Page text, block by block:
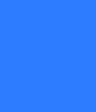
合肥安
安徽宏
，中徽
澜公馆